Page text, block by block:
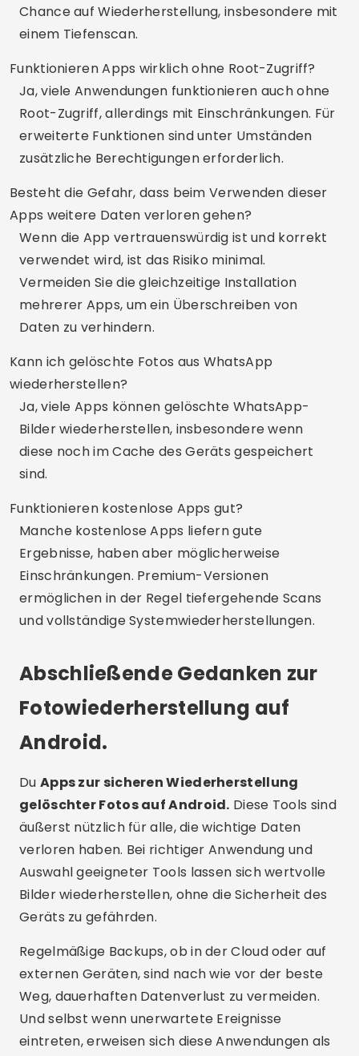
Chance auf Wiederherstellung, insbesondere mit
einem Tiefenscan.
Funktionieren Apps wirklich ohne Root-Zugriff?
Ja, viele Anwendungen funktionieren auch ohne
Root-Zugriff, allerdings mit Einschränkungen. Für
erweiterte Funktionen sind unter Umständen
zusätzliche Berechtigungen erforderlich.
Besteht die Gefahr, dass beim Verwenden dieser
Apps weitere Daten verloren gehen?
Wenn die App vertrauenswürdig ist und korrekt
verwendet wird, ist das Risiko minimal.
Vermeiden Sie die gleichzeitige Installation
mehrerer Apps, um ein Überschreiben von
Daten zu verhindern.
Kann ich gelöschte Fotos aus WhatsApp
wiederherstellen?
Ja, viele Apps können gelöschte WhatsApp-
Bilder wiederherstellen, insbesondere wenn
diese noch im Cache des Geräts gespeichert
sind.
Funktionieren kostenlose Apps gut?
Manche kostenlose Apps liefern gute
Ergebnisse, haben aber möglicherweise
Einschränkungen. Premium-Versionen
ermöglichen in der Regel tiefergehende Scans
und vollständige Systemwiederherstellungen.
Abschließende Gedanken zur
Fotowiederherstellung auf
Android.
Du Apps zur sicheren Wiederherstellung
gelöschter Fotos auf Android. Diese Tools sind
äußerst nützlich für alle, die wichtige Daten
verloren haben. Bei richtiger Anwendung und
Auswahl geeigneter Tools lassen sich wertvolle
Bilder wiederherstellen, ohne die Sicherheit des
Geräts zu gefährden.
Regelmäßige Backups, ob in der Cloud oder auf
externen Geräten, sind nach wie vor der beste
Weg, dauerhaften Datenverlust zu vermeiden.
Und selbst wenn unerwartete Ereignisse
eintreten, erweisen sich diese Anwendungen als